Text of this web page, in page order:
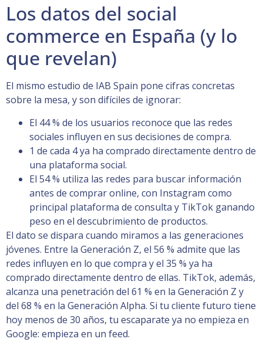
Los datos del social
commerce en España (y lo
que revelan)
El mismo estudio de IAB Spain pone cifras concretas
sobre la mesa, y son difíciles de ignorar:
El 44 % de los usuarios reconoce que las redes
sociales influyen en sus decisiones de compra.
1 de cada 4 ya ha comprado directamente dentro de
una plataforma social.
El 54 % utiliza las redes para buscar información
antes de comprar online, con Instagram como
principal plataforma de consulta y TikTok ganando
peso en el descubrimiento de productos.
El dato se dispara cuando miramos a las generaciones
jóvenes. Entre la Generación Z, el 56 % admite que las
redes influyen en lo que compra y el 35 % ya ha
comprado directamente dentro de ellas. TikTok, además,
alcanza una penetración del 61 % en la Generación Z y
del 68 % en la Generación Alpha. Si tu cliente futuro tiene
hoy menos de 30 años, tu escaparate ya no empieza en
Google: empieza en un feed.